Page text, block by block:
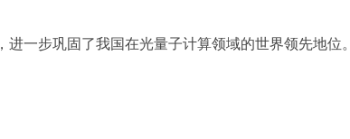
一步巩固了我国在光量子计算领域的世界领先地位。